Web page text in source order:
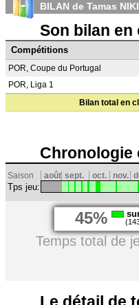
BILAN de Tamas
Son bilan en
Compétitions
POR, Coupe du Portugal
POR, Liga 1
Bilan total en
Chronologie
Saison août sept. oct. nov.
Tps jeu:
45%
Temps total de